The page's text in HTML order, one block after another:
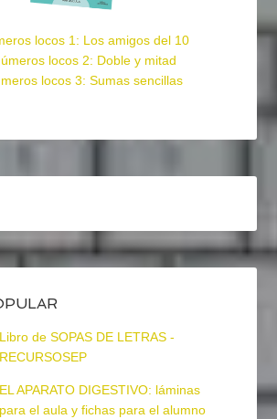
locos 1: Los amigos del 10
locos 2: Doble y mitad
locos 3: Sumas sencillas
Libro de SOPAS DE LETRAS -
RECURSOSEP
EL APARATO DIGESTIVO: láminas
para el aula y fichas para el alumno